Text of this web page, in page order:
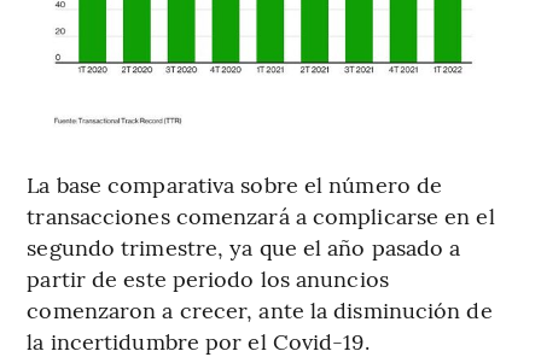
La base comparativa sobre el número de
transacciones comenzará a complicarse en el
segundo trimestre, ya que el año pasado a
partir de este periodo los anuncios
comenzaron a crecer, ante la disminución de
la incertidumbre por el Covid-19.